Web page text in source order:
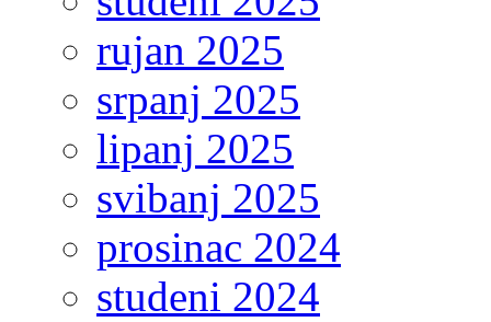
rujan 2025
srpanj 2025
lipanj 2025
svibanj 2025
prosinac 2024
studeni 2024